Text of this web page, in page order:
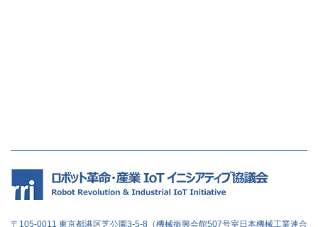
〒105-0011 東京都港区芝公園3-5-8（機械振興会館507号室日本機械工業連合